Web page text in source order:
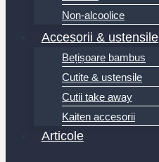
Non-alcoolice
Accesorii & ustensile
Bețișoare bambus
Cutite & ustensile
Cutii take away
Kaiten accesorii
Articole